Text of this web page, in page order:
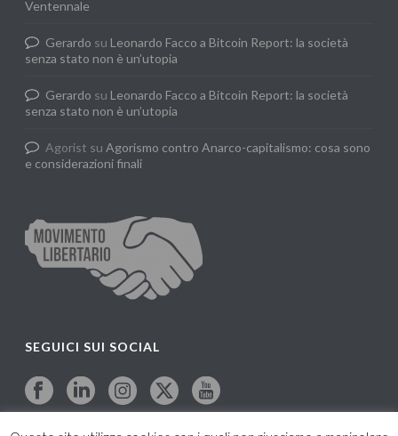
Ventennale
Gerardo su Leonardo Facco a Bitcoin Report: la società
senza stato non è un’utopia
Gerardo su Leonardo Facco a Bitcoin Report: la società
senza stato non è un’utopia
Agorist suAgorismo contro Anarco-capitalismo: cosa sono
e considerazioni finali
SEGUICI SUI SOCIAL